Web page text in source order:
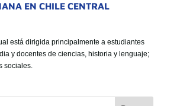
EN CHILE CENTRAL
está dirigida principalmente a estudiantes
y docentes de ciencias, historia y lenguaje;
sociales.